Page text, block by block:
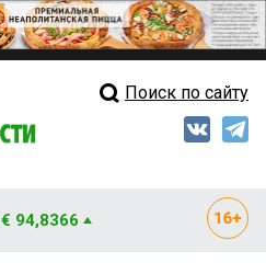
Свежий выпускПоиск по сайту
€ 94,8366